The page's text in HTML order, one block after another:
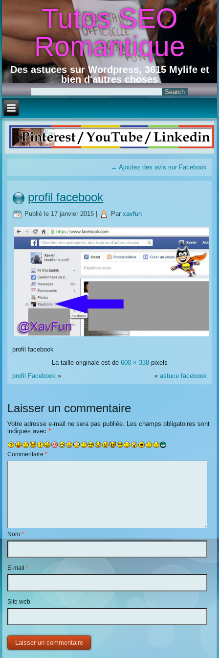
Tutos SEO
Romantique
Des astuces sur Wordpress, 3615 Mylife et
bien d'autres choses
← Ajoutez des avis sur Facebook
profil facebook
Publié le 17 janvier 2015 Par xavfun
profil facebook
La taille originale est de 600 × 338pixels
profil Facebook » « astuce facebook
Laisser un commentaire
Votre adresse e-mail ne sera pas publiée. Les champs obligatoires sont
indiqués avec*
Commentaire*
Nom*
E-mail*
Site web